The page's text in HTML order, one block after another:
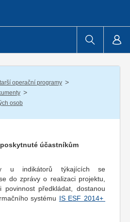
operační programy /
/
osob
účastníkům
u indikátorů týkajících se
do zprávy o realizaci projektu,
povinnost předkládat, dostanou
systému IS ESF 2014+